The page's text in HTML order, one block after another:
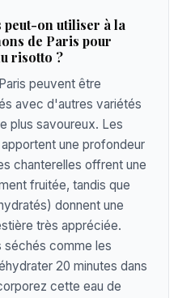
peut-on utiliser à la
de Paris pour
risotto ?
peuvent être
avec d'autres variétés
plus savoureux. Les
une profondeur
chanterelles offrent une
fruitée, tandis que
donnent une
très appréciée.
séchés comme les
20 minutes dans
cette eau de